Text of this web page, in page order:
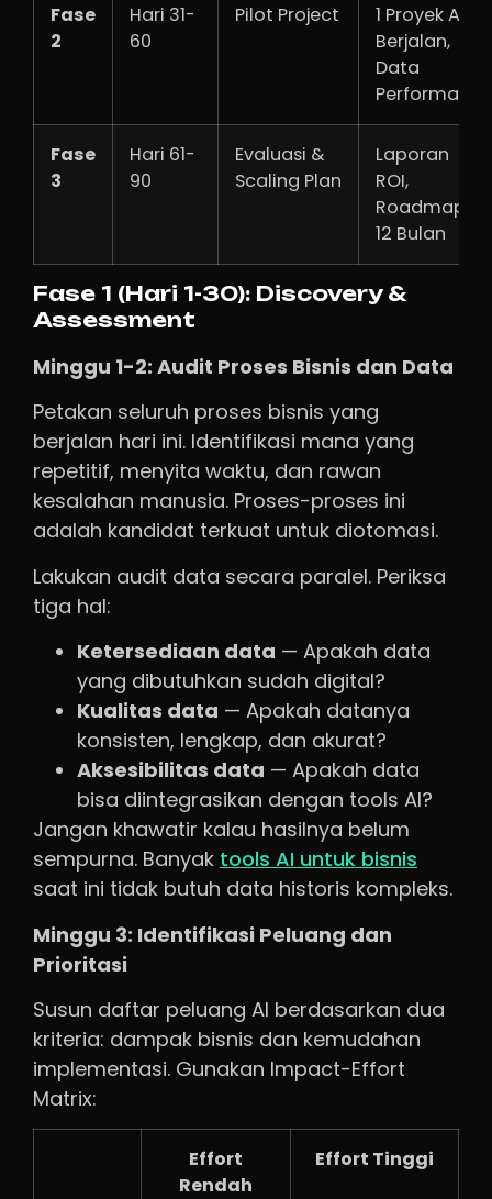
Fase
2
Hari 31-
60
Pilot Project
1 Proyek AI
Berjalan,
Data
Performa
Fase
3
Hari 61-
90
Evaluasi &
Scaling Plan
Laporan
ROI,
Roadmap
12 Bulan
Fase 1 (Hari 1-30): Discovery &
Assessment
Minggu 1-2: Audit Proses Bisnis dan Data
Petakan seluruh proses bisnis yang
berjalan hari ini. Identifikasi mana yang
repetitif, menyita waktu, dan rawan
kesalahan manusia. Proses-proses ini
adalah kandidat terkuat untuk diotomasi.
Lakukan audit data secara paralel. Periksa
tiga hal:
Ketersediaan data — Apakah data
yang dibutuhkan sudah digital?
Kualitas data — Apakah datanya
konsisten, lengkap, dan akurat?
Aksesibilitas data — Apakah data
bisa diintegrasikan dengan tools AI?
Jangan khawatir kalau hasilnya belum
sempurna. Banyak tools AI untuk bisnis
saat ini tidak butuh data historis kompleks.
Minggu 3: Identifikasi Peluang dan
Prioritasi
Susun daftar peluang AI berdasarkan dua
kriteria: dampak bisnis dan kemudahan
implementasi. Gunakan Impact-Effort
Matrix:
Effort
Rendah
Effort Tinggi